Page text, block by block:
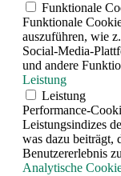
Funktionale
Funktionale
auszuführen, wie
Social-Media-
und andere
Leistung
Leistung
Performance-
Leistungsindizes
was dazu beiträgt,
Benutzererlebnis
Analytische